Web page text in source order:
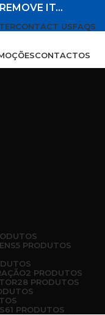
IT…
CONTACT USFAQS
CONTACTOS
5 PRODUTOS
2 PRODUTOS
28 PRODUTOS
61 PRODUTOS